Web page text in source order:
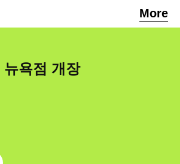
More
뉴욕점 개장